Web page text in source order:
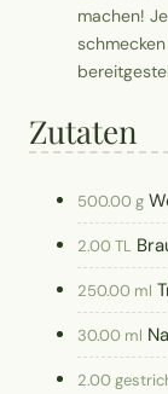
machen!
Zutaten
500.00 g
2.00 TL
250.00 ml
30.00 ml
2.00